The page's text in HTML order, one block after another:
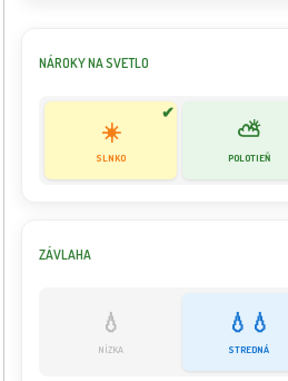
NÁROKY NA SVETLO
✔
☀️
SLNKO
⛅
POLOTIEŇ
ZÁVLAHA
💧
NÍZKA
💧💧
STREDNÁ